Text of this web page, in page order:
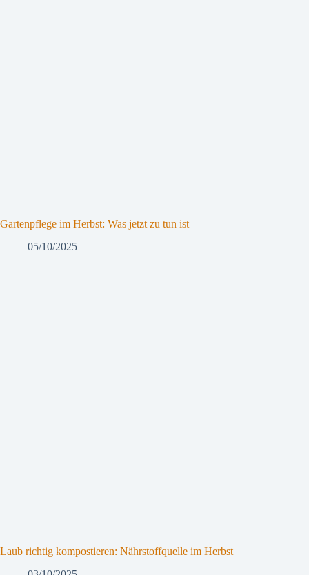
Gartenpflege im Herbst: Was jetzt zu tun ist
05/10/2025
Laub richtig kompostieren: Nährstoffquelle im Herbst